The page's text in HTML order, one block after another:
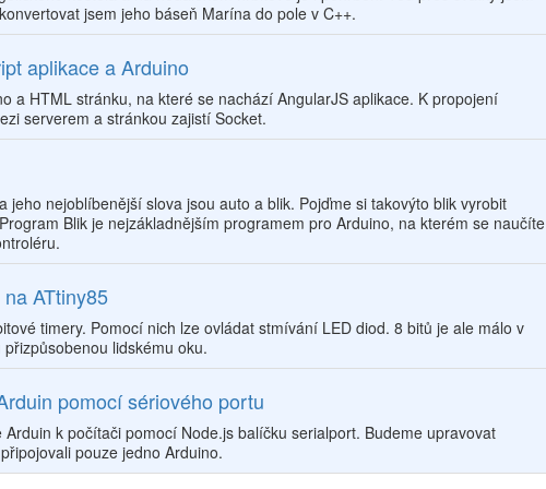
jsem jeho báseň Marína do pole v C++.
aplikace a Arduino
a HTML stránku, na které se nachází AngularJS aplikace. K propojení
serverem a stránkou zajistí Socket.
jeho nejoblíbenější slova jsou auto a blik. Pojďme si takovýto blik vyrobit
Blik je nejzákladnějším programem pro Arduino, na kterém se naučíte
ATtiny85
timery. Pomocí nich lze ovládat stmívání LED diod. 8 bitů je ale málo v
lidskému oku.
pomocí sériového portu
k počítači pomocí Node.js balíčku serialport. Budeme upravovat
pouze jedno Arduino.